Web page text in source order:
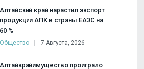
Алтайский край нарастил экспорт
продукции АПК в страны ЕАЭС на
60 %
Общество 7 Августа, 2026
Алтайкрайимущество проиграло